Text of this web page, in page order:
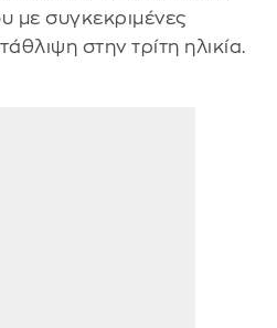
με συγκεκριμένες
στην τρίτη ηλικία.